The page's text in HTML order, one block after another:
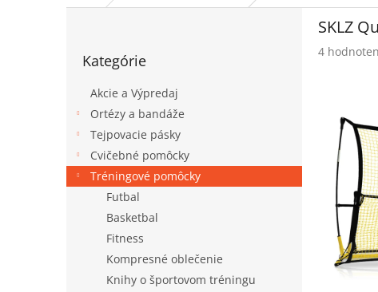
kategórie
Kategórie
Akcie a Výpredaj
Ortézy a bandáže
Tejpovacie pásky
Cvičebné pomôcky
Tréningové pomôcky
Futbal
Basketbal
Fitness
Kompresné oblečenie
Knihy o športovom tréningu
SKLZ
Priemerné
4